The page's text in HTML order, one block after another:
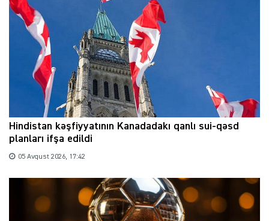
Hindistan kəşfiyyatının Kanadadakı qanlı sui-qəsd
planları ifşa edildi
05 Avqust 2026, 17:42